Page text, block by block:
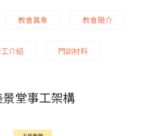
教會異象 教會簡介
介紹 門訓材料
景堂事工架構